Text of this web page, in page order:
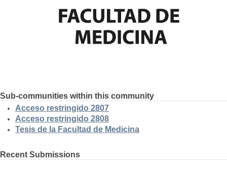
Sub-communities within this community
Acceso restringido 2807
Acceso restringido 2808
Tesis de la Facultad de Medicina
Recent Submissions